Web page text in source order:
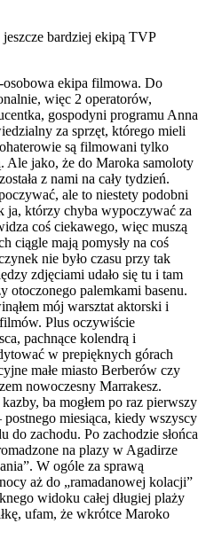
bardziej ekipą TVP
ekipa filmowa. Do
więc 2 operatorów,
gospodyni programu Anna
za sprzęt, którego mieli
są filmowani tylko
Ale jako, że do Maroka samoloty
z nami na cały tydzień.
ale to niestety podobni
ja, którzy chyba wypoczywać za
coś ciekawego, więc muszą
ciągle mają pomysły na coś
nie było czasu przy tak
zdjęciami udało się tu i tam
otoczonego palemkami basenu.
mój warsztat aktorski i
Plus oczywiście
pachnące kolendrą i
w prepięknych górach
małe miasto Berberów czy
nowoczesny Marrakesz.
ba mogłem po raz pierwszy
miesiąca, kiedy wszyscy
do zachodu. Po zachodzie słońca
na plazy w Agadirze
W ogóle za sprawą
aż do „ramadanowej kolacji”
widoku całej długiej plaży
ufam, że wkrótce Maroko